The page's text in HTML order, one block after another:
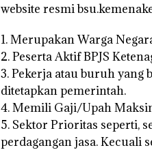
website resmi
1. Merupakan Warga
2. Peserta Aktif BPJS
3. Pekerja atau buruh yang
ditetapkan pemerintah.
4. Memili Gaji/Upah
5. Sektor Prioritas seperti,
perdagangan jasa. Kecuali